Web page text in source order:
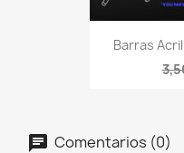
Barras
Comentarios (0)